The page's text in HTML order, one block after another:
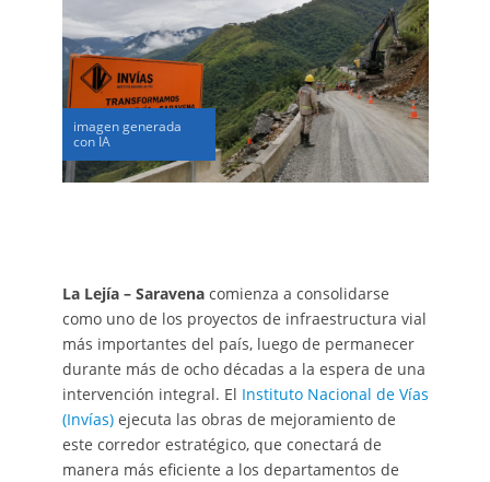
imagen generada
con IA
La Lejía – Saravenacomienza a consolidarse
como uno de los proyectos de infraestructura vial
más importantes del país, luego de permanecer
durante más de ocho décadas a la espera de una
intervención integral. El Instituto Nacional de Vías
(Invías)ejecuta las obras de mejoramiento de
este corredor estratégico, que conectará de
manera más eficiente a los departamentos de